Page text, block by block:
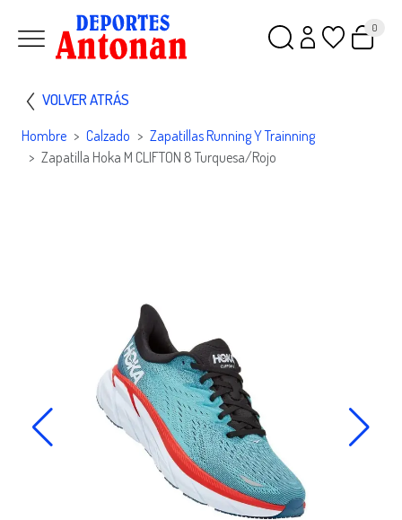
0
VOLVER ATRÁS
Hombre Calzado
Zapatillas Running Y Trainning
Zapatilla Hoka M CLIFTON 8 Turquesa/rojo